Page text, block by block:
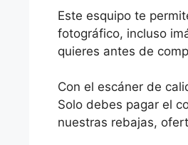
Este esquipo te
fotográfico, incluso
quieres antes de
Con el escáner de
Solo debes pagar el
nuestras rebajas,